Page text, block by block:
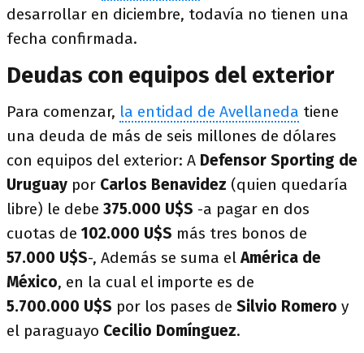
desarrollar en diciembre, todavía no tienen una
fecha confirmada.
Deudas con equipos del exterior
Para comenzar, la entidad de Avellaneda tiene
una deuda de más de seis millones de dólares
con equipos del exterior: A Defensor Sporting de
Uruguay por Carlos Benavidez (quien quedaría
libre) le debe 375.000 U$S -a pagar en dos
cuotas de 102.000 U$S más tres bonos de
57.000 U$S-, Además se suma elAmérica de
México, en la cual el importe es de
5.700.000 U$S por los pases de Silvio Romero y
el paraguayo Cecilio Domínguez.